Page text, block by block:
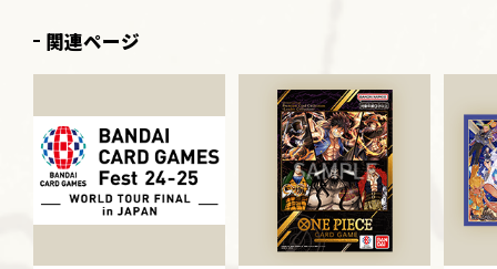
関連ページ